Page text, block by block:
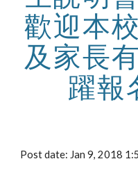
歡迎本
及家長
躍報
Post date: Jan 9, 2018